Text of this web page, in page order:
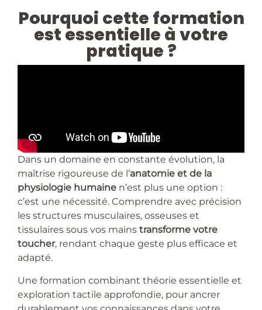
Pourquoi cette formation
est essentielle à votre
pratique ?
Dans un domaine en constante évolution, la
maîtrise rigoureuse de l’anatomie et de la
physiologie humaine n’est plus une option :
c’est une nécessité. Comprendre avec précision
les structures musculaires, osseuses et
tissulaires sous vos mains transforme votre
toucher, rendant chaque geste plus efficace et
adapté.
Une formation combinant théorie essentielle et
exploration tactile approfondie, pour ancrer